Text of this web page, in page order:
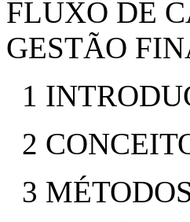
FLUXO DE
GESTÃO
1
2
3